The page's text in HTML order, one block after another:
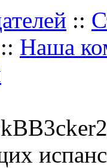
::
:: Наша